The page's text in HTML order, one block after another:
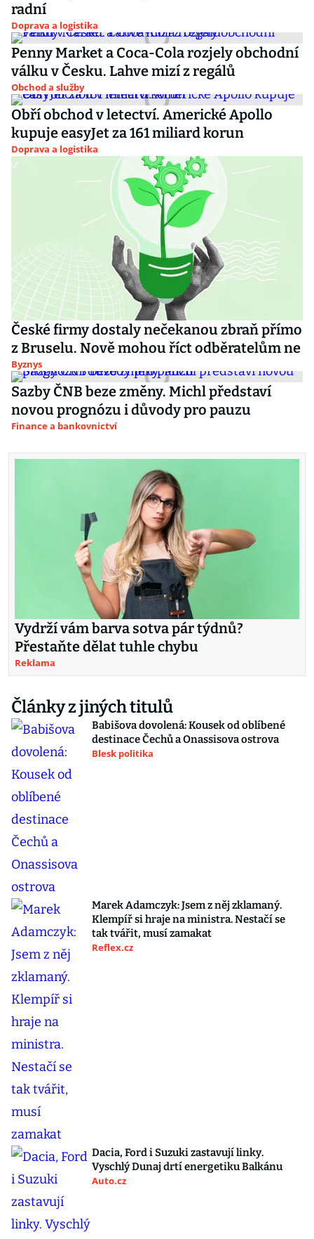
radní
Doprava a logistika
Penny Market a Coca-Cola rozjely obchodní
válku v Česku. Lahve mizí z regálů
Obchod a služby
Obří obchod v letectví. Americké Apollo
kupuje easyJet za 161 miliard korun
Doprava a logistika
České firmy dostaly nečekanou zbraň přímo
z Bruselu. Nově mohou říct odběratelům ne
Byznys
Sazby ČNB beze změny. Michl představí
novou prognózu i důvody pro pauzu
Finance a bankovnictví
Vydrží vám barva sotva pár týdnů?
Přestaňte dělat tuhle chybu
Reklama
Články z jiných titulů
Babišova dovolená: Kousek od oblíbené
destinace Čechů a Onassisova ostrova
Blesk politika
Marek Adamczyk: Jsem z něj zklamaný.
Klempíř si hraje na ministra. Nestačí se
tak tvářit, musí zamakat
Reflex.cz
Dacia, Ford i Suzuki zastavují linky.
Vyschlý Dunaj drtí energetiku Balkánu
Auto.cz